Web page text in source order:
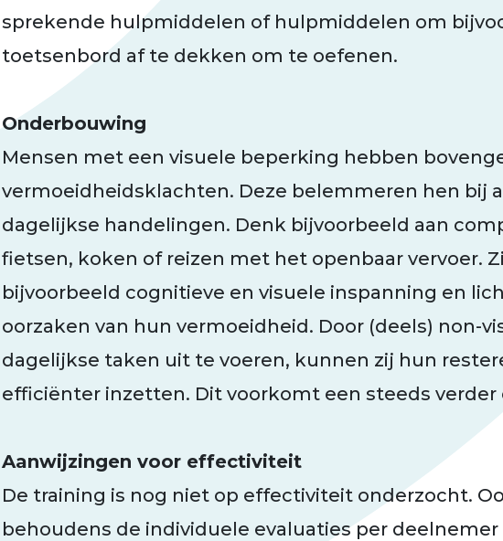
sprekende hulpmiddelen of hulpmiddelen om
toetsenbord af te dekken om te oefenen.
Onderbouwing
Mensen met een visuele beperking hebben
vermoeidheidsklachten. Deze belemmeren hen bij
dagelijkse handelingen. Denk bijvoorbeeld aan
fietsen, koken of reizen met het openbaar vervoer.
bijvoorbeeld cognitieve en visuele inspanning en
oorzaken van hun vermoeidheid. Door (deels) non-
dagelijkse taken uit te voeren, kunnen zij hun
efficiënter inzetten. Dit voorkomt een steeds verder
Aanwijzingen voor effectiviteit
De training is nog niet op effectiviteit onderzocht.
behoudens de individuele evaluaties per deelnemer